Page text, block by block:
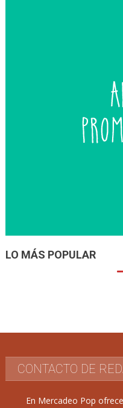
LO MÁS POPULAR
CONTACTO DE
En Mercadeo Pop